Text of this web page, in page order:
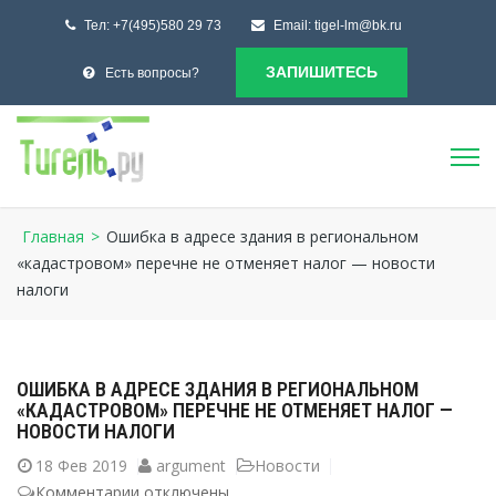
Тел: +7(495)580 29 73 Email: tigel-lm@bk.ru
Есть вопросы? ЗАПИШИТЕСЬ
Главная > Ошибка в адресе здания в региональном
«кадастровом» перечне не отменяет налог — новости
налоги
ОШИБКА В АДРЕСЕ ЗДАНИЯ В РЕГИОНАЛЬНОМ
«КАДАСТРОВОМ» ПЕРЕЧНЕ НЕ ОТМЕНЯЕТ НАЛОГ —
НОВОСТИ НАЛОГИ
18 Фев 2019 argument
Новости